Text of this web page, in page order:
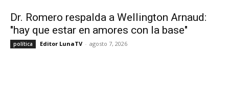
Dr. Romero respalda a Wellington Arnaud:
"hay que estar en amores con la base"
política Editor LunaTV - agosto 7, 2026